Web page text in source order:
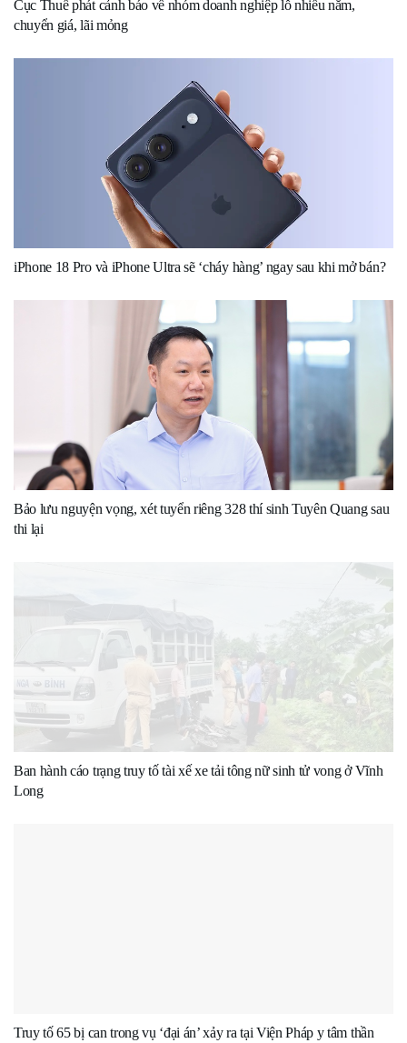
Cục Thuế phát cảnh báo về nhóm doanh nghiệp lỗ nhiều năm,
chuyển giá, lãi mỏng
iPhone 18 Pro và iPhone Ultra sẽ ‘cháy hàng’ ngay sau khi mở bán?
Bảo lưu nguyện vọng, xét tuyển riêng 328 thí sinh Tuyên Quang sau
thi lại
Ban hành cáo trạng truy tố tài xế xe tải tông nữ sinh tử vong ở Vĩnh
Long
Truy tố 65 bị can trong vụ ‘đại án’ xảy ra tại Viện Pháp y tâm thần